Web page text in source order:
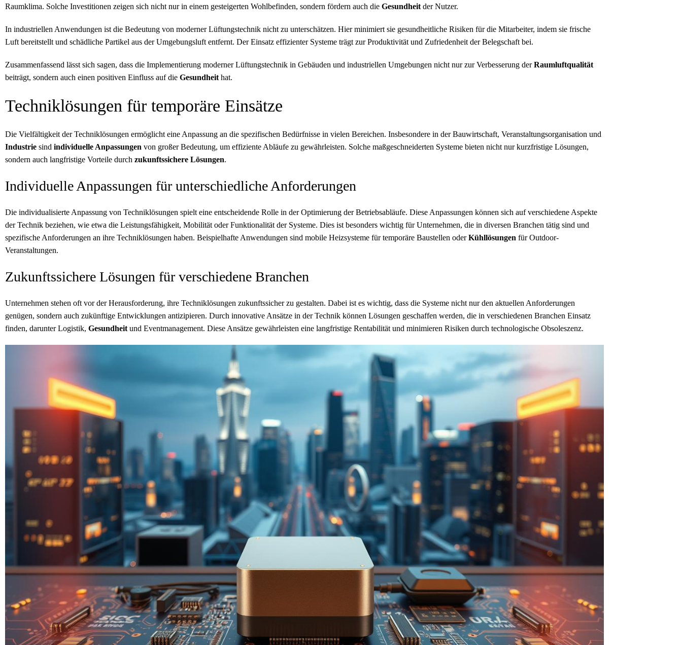
Raumklima. Solche Investitionen zeigen sich nicht nur in einem gesteigerten Wohlbefinden, sondern fördern auch die Gesundheit der Nutzer.
In industriellen Anwendungen ist die Bedeutung von moderner Lüftungstechnik nicht zu unterschätzen. Hier minimiert sie gesundheitliche Risiken für die Mitarbeiter, indem sie frische
Luft bereitstellt und schädliche Partikel aus der Umgebungsluft entfernt. Der Einsatz effizienter Systeme trägt zur Produktivität und Zufriedenheit der Belegschaft bei.
Zusammenfassend lässt sich sagen, dass die Implementierung moderner Lüftungstechnik in Gebäuden und industriellen Umgebungen nicht nur zur Verbesserung derRaumluftqualität
beiträgt, sondern auch einen positiven Einfluss auf die Gesundheit hat.
Techniklösungen für temporäre Einsätze
Die Vielfältigkeit der Techniklösungen ermöglicht eine Anpassung an die spezifischen Bedürfnisse in vielen Bereichen. Insbesondere in der Bauwirtschaft, Veranstaltungsorganisation und
Industrie sind individuelle Anpassungen von großer Bedeutung, um effiziente Abläufe zu gewährleisten. Solche maßgeschneiderten Systeme bieten nicht nur kurzfristige Lösungen,
sondern auch langfristige Vorteile durch zukunftssichere Lösungen.
Individuelle Anpassungen für unterschiedliche Anforderungen
Die individualisierte Anpassung von Techniklösungen spielt eine entscheidende Rolle in der Optimierung der Betriebsabläufe. Diese Anpassungen können sich auf verschiedene Aspekte
der Technik beziehen, wie etwa die Leistungsfähigkeit, Mobilität oder Funktionalität der Systeme. Dies ist besonders wichtig für Unternehmen, die in diversen Branchen tätig sind und
spezifische Anforderungen an ihre Techniklösungen haben. Beispielhafte Anwendungen sind mobile Heizsysteme für temporäre Baustellen oderKühllösungen für Outdoor-
Veranstaltungen.
Zukunftssichere Lösungen für verschiedene Branchen
Unternehmen stehen oft vor der Herausforderung, ihre Techniklösungen zukunftssicher zu gestalten. Dabei ist es wichtig, dass die Systeme nicht nur den aktuellen Anforderungen
genügen, sondern auch zukünftige Entwicklungen antizipieren. Durch innovative Ansätze in der Technik können Lösungen geschaffen werden, die in verschiedenen Branchen Einsatz
finden, darunter Logistik, Gesundheit und Eventmanagement. Diese Ansätze gewährleisten eine langfristige Rentabilität und minimieren Risiken durch technologische Obsoleszenz.